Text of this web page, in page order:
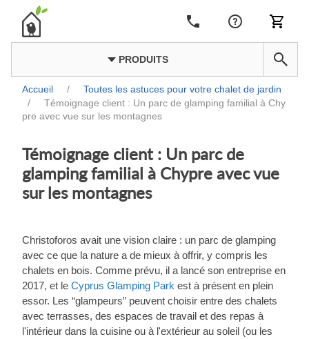
PRODUITS
Accueil /
Toutes les astuces pour votre chalet de jardin
/
Témoignage client : Un parc de glamping familial à Chy
pre avec vue sur les montagnes
Témoignage client : Un parc de
glamping familial à Chypre avec vue
sur les montagnes
Christoforos avait une vision claire : un parc de glamping
avec ce que la nature a de mieux à offrir, y compris les
chalets en bois. Comme prévu, il a lancé son entreprise en
2017, et le Cyprus Glamping Park est à présent en plein
essor. Les “glampeurs” peuvent choisir entre des chalets
avec terrasses, des espaces de travail et des repas à
l'intérieur dans la cuisine ou à l'extérieur au soleil (ou les